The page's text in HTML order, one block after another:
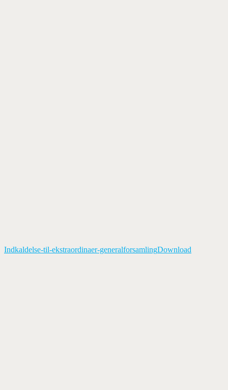
Indkaldelse-til-ekstraordinaer-generalforsamlingDownload